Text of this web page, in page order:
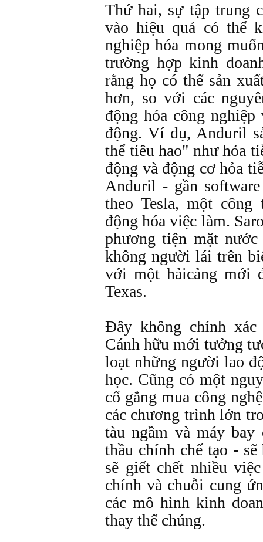
Thứ hai, sự tập trung
vào hiệu quả có thể
nghiệp hóa mong
trường hợp kinh
rằng họ có thể sản
hơn, so với các
động hóa công
động. Ví dụ, Anduril
thể tiêu hao" như hỏa
động và động cơ hỏa
Anduril - gần
theo Tesla, một
động hóa việc làm.
phương tiện mặt
không người lái trên
với một hảicảng mới
Texas.
Đây không chính
Cánh hữu mới tưởng
loạt những người lao
học. Cũng có một
cố gắng mua công
các chương trình lớn
tàu ngầm và máy
thầu chính chế tạo -
sẽ giết chết nhiều
chính và chuỗi cung
các mô hình kinh
thay thế chúng.